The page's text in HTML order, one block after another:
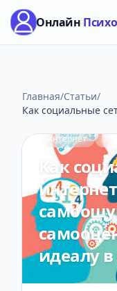
Онлайн
Главная/Статьи/
Как социальные
интернет 2
Как
идеалу